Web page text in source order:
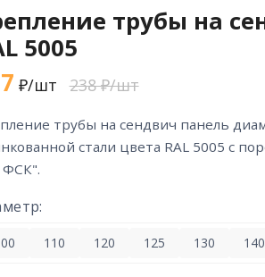
трубы на
5005
₽/шт 238 ₽/шт
стали цвета RAL 5005 с
110 120 125 130 140